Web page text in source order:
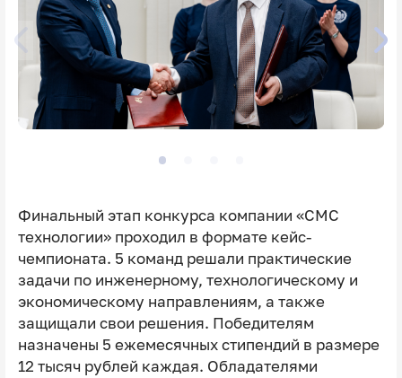
Финальный этап конкурса компании «СМС
технологии» проходил в формате кейс-
чемпионата. 5 команд решали практические
задачи по инженерному, технологическому и
экономическому направлениям, а также
защищали свои решения. Победителям
назначены 5 ежемесячных стипендий в размере
12 тысяч рублей каждая. Обладателями